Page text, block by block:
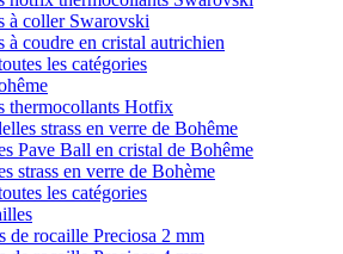
à coller Swarovski
à coudre en cristal autrichien
les catégories
thermocollants Hotfix
strass en verre de Bohême
Pave Ball en cristal de Bohême
strass en verre de Bohème
les catégories
de rocaille Preciosa 2 mm